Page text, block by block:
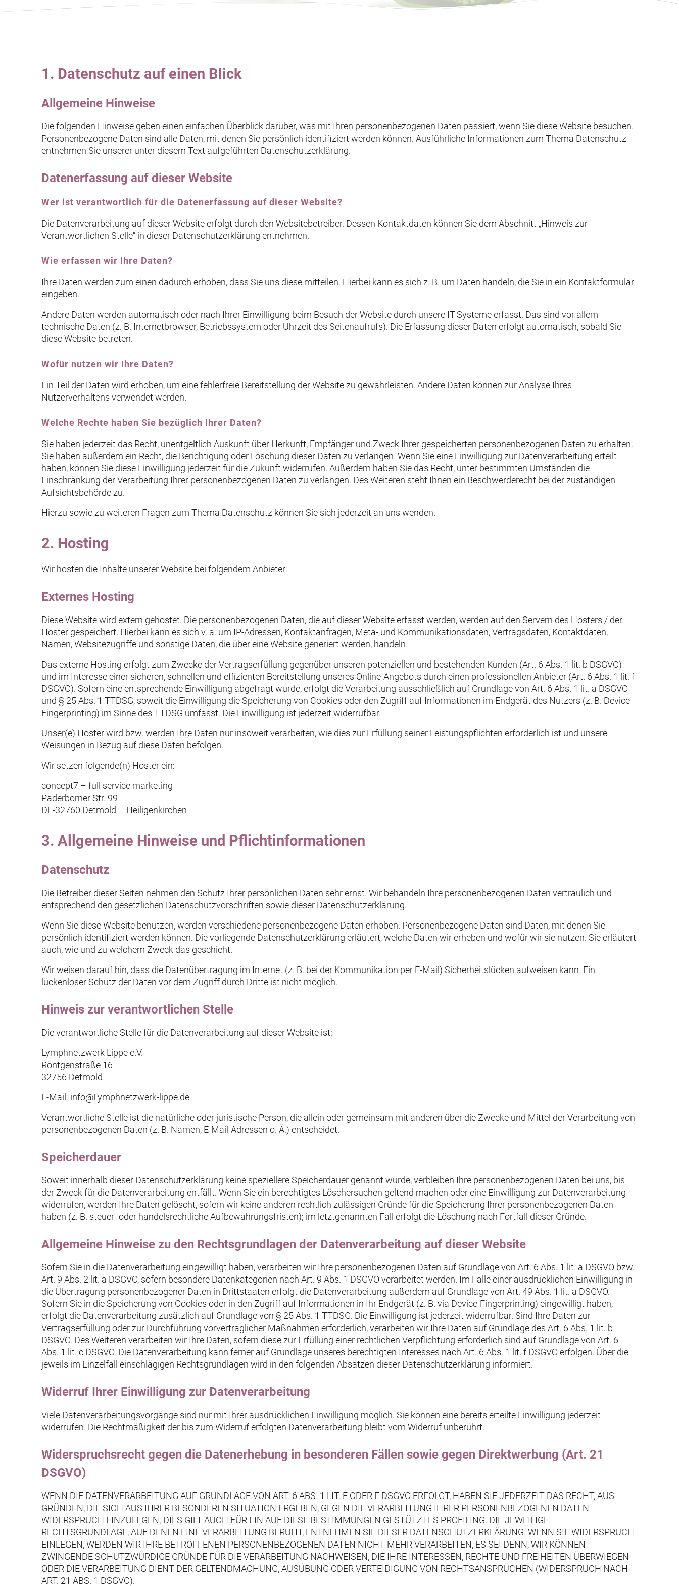
1. Datenschutz auf einen Blick
Allgemeine Hinweise
Die folgenden Hinweise geben einen einfachen Überblick darüber, was mit Ihren personenbezogenen Daten passiert, wenn Sie diese Website besuchen.
Personenbezogene Daten sind alle Daten, mit denen Sie persönlich identifiziert werden können. Ausführliche Informationen zum Thema Datenschutz
entnehmen Sie unserer unter diesem Text aufgeführten Datenschutzerklärung.
Datenerfassung auf dieser Website
Wer ist verantwortlich für die Datenerfassung auf dieser Website?
Die Datenverarbeitung auf dieser Website erfolgt durch den Websitebetreiber. Dessen Kontaktdaten können Sie dem Abschnitt „Hinweis zur
Verantwortlichen Stelle“ in dieser Datenschutzerklärung entnehmen.
Wie erfassen wir Ihre Daten?
Ihre Daten werden zum einen dadurch erhoben, dass Sie uns diese mitteilen. Hierbei kann es sich z. B. um Daten handeln, die Sie in ein Kontaktformular
eingeben.
Andere Daten werden automatisch oder nach Ihrer Einwilligung beim Besuch der Website durch unsere IT-Systeme erfasst. Das sind vor allem
technische Daten (z. B. Internetbrowser, Betriebssystem oder Uhrzeit des Seitenaufrufs). Die Erfassung dieser Daten erfolgt automatisch, sobald Sie
diese Website betreten.
Wofür nutzen wir Ihre Daten?
Ein Teil der Daten wird erhoben, um eine fehlerfreie Bereitstellung der Website zu gewährleisten. Andere Daten können zur Analyse Ihres
Nutzerverhaltens verwendet werden.
Welche Rechte haben Sie bezüglich Ihrer Daten?
Sie haben jederzeit das Recht, unentgeltlich Auskunft über Herkunft, Empfänger und Zweck Ihrer gespeicherten personenbezogenen Daten zu erhalten.
Sie haben außerdem ein Recht, die Berichtigung oder Löschung dieser Daten zu verlangen. Wenn Sie eine Einwilligung zur Datenverarbeitung erteilt
haben, können Sie diese Einwilligung jederzeit für die Zukunft widerrufen. Außerdem haben Sie das Recht, unter bestimmten Umständen die
Einschränkung der Verarbeitung Ihrer personenbezogenen Daten zu verlangen. Des Weiteren steht Ihnen ein Beschwerderecht bei der zuständigen
Aufsichtsbehörde zu.
Hierzu sowie zu weiteren Fragen zum Thema Datenschutz können Sie sich jederzeit an uns wenden.
2. Hosting
Wir hosten die Inhalte unserer Website bei folgendem Anbieter:
Externes Hosting
Diese Website wird extern gehostet. Die personenbezogenen Daten, die auf dieser Website erfasst werden, werden auf den Servern des Hosters / der
Hoster gespeichert. Hierbei kann es sich v. a. um IP-Adressen, Kontaktanfragen, Meta- und Kommunikationsdaten, Vertragsdaten, Kontaktdaten,
Namen, Websitezugriffe und sonstige Daten, die über eine Website generiert werden, handeln.
Das externe Hosting erfolgt zum Zwecke der Vertragserfüllung gegenüber unseren potenziellen und bestehenden Kunden (Art. 6 Abs. 1 lit. b DSGVO)
und im Interesse einer sicheren, schnellen und effizienten Bereitstellung unseres Online-Angebots durch einen professionellen Anbieter (Art. 6 Abs. 1 lit. f
DSGVO). Sofern eine entsprechende Einwilligung abgefragt wurde, erfolgt die Verarbeitung ausschließlich auf Grundlage von Art. 6 Abs. 1 lit. a DSGVO
und § 25 Abs. 1 TTDSG, soweit die Einwilligung die Speicherung von Cookies oder den Zugriff auf Informationen im Endgerät des Nutzers (z. B. Device-
Fingerprinting) im Sinne des TTDSG umfasst. Die Einwilligung ist jederzeit widerrufbar.
Unser(e) Hoster wird bzw. werden Ihre Daten nur insoweit verarbeiten, wie dies zur Erfüllung seiner Leistungspflichten erforderlich ist und unsere
Weisungen in Bezug auf diese Daten befolgen.
Wir setzen folgende(n) Hoster ein:
concept7 – full service marketing
Paderborner Str. 99
DE-32760 Detmold – Heiligenkirchen
3. Allgemeine Hinweise und Pflicht­informationen
Datenschutz
Die Betreiber dieser Seiten nehmen den Schutz Ihrer persönlichen Daten sehr ernst. Wir behandeln Ihre personenbezogenen Daten vertraulich und
entsprechend den gesetzlichen Datenschutzvorschriften sowie dieser Datenschutzerklärung.
Wenn Sie diese Website benutzen, werden verschiedene personenbezogene Daten erhoben. Personenbezogene Daten sind Daten, mit denen Sie
persönlich identifiziert werden können. Die vorliegende Datenschutzerklärung erläutert, welche Daten wir erheben und wofür wir sie nutzen. Sie erläutert
auch, wie und zu welchem Zweck das geschieht.
Wir weisen darauf hin, dass die Datenübertragung im Internet (z. B. bei der Kommunikation per E-Mail) Sicherheitslücken aufweisen kann. Ein
lückenloser Schutz der Daten vor dem Zugriff durch Dritte ist nicht möglich.
Hinweis zur verantwortlichen Stelle
Die verantwortliche Stelle für die Datenverarbeitung auf dieser Website ist:
Lymphnetzwerk Lippe e.V.
Röntgenstraße 16
32756 Detmold
E-Mail: info@Lymphnetzwerk-lippe.de
Verantwortliche Stelle ist die natürliche oder juristische Person, die allein oder gemeinsam mit anderen über die Zwecke und Mittel der Verarbeitung von
personenbezogenen Daten (z. B. Namen, E-Mail-Adressen o. Ä.) entscheidet.
Speicherdauer
Soweit innerhalb dieser Datenschutzerklärung keine speziellere Speicherdauer genannt wurde, verbleiben Ihre personenbezogenen Daten bei uns, bis
der Zweck für die Datenverarbeitung entfällt. Wenn Sie ein berechtigtes Löschersuchen geltend machen oder eine Einwilligung zur Datenverarbeitung
widerrufen, werden Ihre Daten gelöscht, sofern wir keine anderen rechtlich zulässigen Gründe für die Speicherung Ihrer personenbezogenen Daten
haben (z. B. steuer- oder handelsrechtliche Aufbewahrungsfristen); im letztgenannten Fall erfolgt die Löschung nach Fortfall dieser Gründe.
Allgemeine Hinweise zu den Rechtsgrundlagen der Datenverarbeitung auf dieser Website
Sofern Sie in die Datenverarbeitung eingewilligt haben, verarbeiten wir Ihre personenbezogenen Daten auf Grundlage von Art. 6 Abs. 1 lit. a DSGVO bzw.
Art. 9 Abs. 2 lit. a DSGVO, sofern besondere Datenkategorien nach Art. 9 Abs. 1 DSGVO verarbeitet werden. Im Falle einer ausdrücklichen Einwilligung in
die Übertragung personenbezogener Daten in Drittstaaten erfolgt die Datenverarbeitung außerdem auf Grundlage von Art. 49 Abs. 1 lit. a DSGVO.
Sofern Sie in die Speicherung von Cookies oder in den Zugriff auf Informationen in Ihr Endgerät (z. B. via Device-Fingerprinting) eingewilligt haben,
erfolgt die Datenverarbeitung zusätzlich auf Grundlage von § 25 Abs. 1 TTDSG. Die Einwilligung ist jederzeit widerrufbar. Sind Ihre Daten zur
Vertragserfüllung oder zur Durchführung vorvertraglicher Maßnahmen erforderlich, verarbeiten wir Ihre Daten auf Grundlage des Art. 6 Abs. 1 lit. b
DSGVO. Des Weiteren verarbeiten wir Ihre Daten, sofern diese zur Erfüllung einer rechtlichen Verpflichtung erforderlich sind auf Grundlage von Art. 6
Abs. 1 lit. c DSGVO. Die Datenverarbeitung kann ferner auf Grundlage unseres berechtigten Interesses nach Art. 6 Abs. 1 lit. f DSGVO erfolgen. Über die
jeweils im Einzelfall einschlägigen Rechtsgrundlagen wird in den folgenden Absätzen dieser Datenschutzerklärung informiert.
Widerruf Ihrer Einwilligung zur Datenverarbeitung
Viele Datenverarbeitungsvorgänge sind nur mit Ihrer ausdrücklichen Einwilligung möglich. Sie können eine bereits erteilte Einwilligung jederzeit
widerrufen. Die Rechtmäßigkeit der bis zum Widerruf erfolgten Datenverarbeitung bleibt vom Widerruf unberührt.
Widerspruchsrecht gegen die Datenerhebung in besonderen Fällen sowie gegen Direktwerbung (Art. 21
DSGVO)
WENN DIE DATENVERARBEITUNG AUF GRUNDLAGE VON ART. 6 ABS. 1 LIT. E ODER F DSGVO ERFOLGT, HABEN SIE JEDERZEIT DAS RECHT, AUS
GRÜNDEN, DIE SICH AUS IHRER BESONDEREN SITUATION ERGEBEN, GEGEN DIE VERARBEITUNG IHRER PERSONENBEZOGENEN DATEN
WIDERSPRUCH EINZULEGEN; DIES GILT AUCH FÜR EIN AUF DIESE BESTIMMUNGEN GESTÜTZTES PROFILING. DIE JEWEILIGE
RECHTSGRUNDLAGE, AUF DENEN EINE VERARBEITUNG BERUHT, ENTNEHMEN SIE DIESER DATENSCHUTZERKLÄRUNG. WENN SIE WIDERSPRUCH
EINLEGEN, WERDEN WIR IHRE BETROFFENEN PERSONENBEZOGENEN DATEN NICHT MEHR VERARBEITEN, ES SEI DENN, WIR KÖNNEN
ZWINGENDE SCHUTZWÜRDIGE GRÜNDE FÜR DIE VERARBEITUNG NACHWEISEN, DIE IHRE INTERESSEN, RECHTE UND FREIHEITEN ÜBERWIEGEN
ODER DIE VERARBEITUNG DIENT DER GELTENDMACHUNG, AUSÜBUNG ODER VERTEIDIGUNG VON RECHTSANSPRÜCHEN (WIDERSPRUCH NACH
ART. 21 ABS. 1 DSGVO).